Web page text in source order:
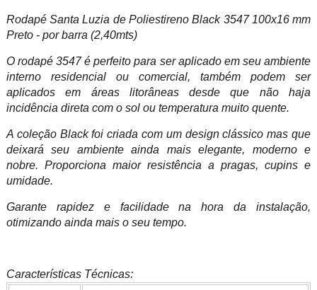
Rodapé Santa Luzia de Poliestireno Black 3547 100x16 mm
Preto - por barra (2,40mts)
O rodapé 3547 é perfeito para ser aplicado em seu ambiente
interno residencial ou comercial, também podem ser
aplicados em áreas litorâneas desde que não haja
incidência direta com o sol ou temperatura muito quente.
A coleção Black foi criada com um design clássico mas que
deixará seu ambiente ainda mais elegante, moderno e
nobre. Proporciona maior resistência a pragas, cupins e
umidade.
Garante rapidez e facilidade na hora da instalação,
otimizando ainda mais o seu tempo.
Características Técnicas: